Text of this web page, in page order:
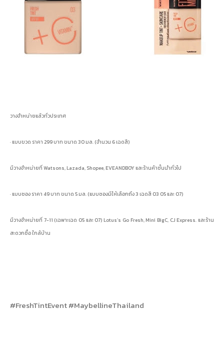
วางจำหน่ายแล้วทั่วประเทศ
· แบบขวด ราคา 299 บาท ขนาด 30 มล. (จำนวน 6 เฉดสี)
มีวางจำหน่ายที่ Watsons, Lazada, Shopee, EVEANDBOY และร้านค้าชั้นนำทั่วไป
· แบบซอง ราคา 49 บาท ขนาด 5 มล. (แบบซองมีให้เลือกถึง 3 เฉดสี 03 05 และ 07)
มีวางจำหน่ายที่ 7-11 (เฉพาะเฉด 05 และ 07) Lotus’s Go Fresh, Mini BigC, CJ Express. และร้าน
สะดวกซื้อ ใกล้บ้าน
#FreshTintEvent #MaybellineThailand